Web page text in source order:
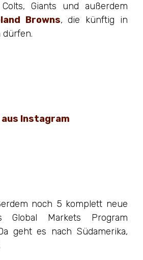
Giants und außerdem
Browns, die künftig in
dürfen.
noch 5 komplett neue
Markets Program
geht es nach Südamerika,